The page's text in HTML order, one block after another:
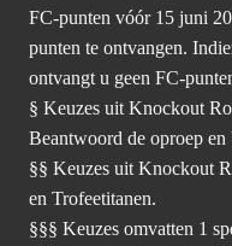
FC-punten vóór 15 juni
punten te ontvangen.
ontvangt u geen FC-
§ Keuzes uit Knockout
Beantwoord de oproep
§§ Keuzes uit Knockout
en Trofeetitanen.
§§§ Keuzes omvatten 1